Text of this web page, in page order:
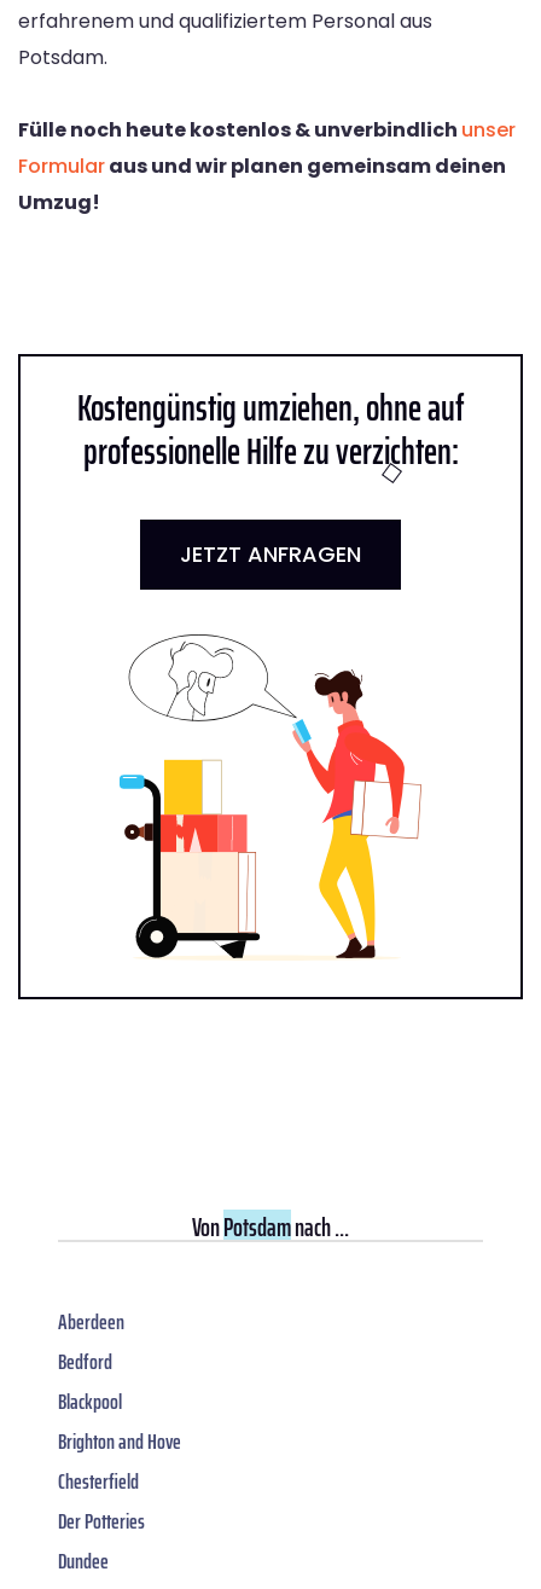
erfahrenem und qualifiziertem Personal aus
Potsdam.
Fülle noch heute kostenlos & unverbindlich unser
Formularaus und wir planen gemeinsam deinen
Umzug!
Kostengünstig umziehen, ohne auf
professionelle Hilfe zu verzichten:
JETZT ANFRAGEN
VonPotsdamnach ...
Aberdeen
Bedford
Blackpool
Brighton and Hove
Chesterfield
Der Potteries
Dundee